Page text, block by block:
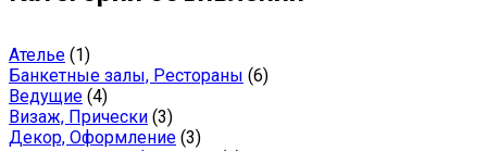
Ателье (1)
Банкетные залы, Рестораны (6)
Ведущие (4)
Визаж, Прически (3)
Декор, Оформление (3)